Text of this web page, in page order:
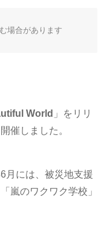
場合があります
World 」をリリ
催しました。
月には、被災地支援
嵐のワクワク学校」